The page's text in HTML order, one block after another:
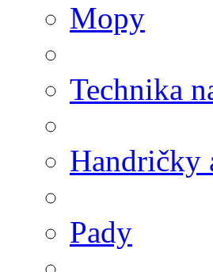
Mopy
Technika
Handričky
Pady